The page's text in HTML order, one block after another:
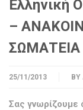
Ελληνική
–
25/11/2013 BY
Σας γνωρίζουμε